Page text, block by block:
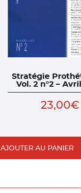
Stratégie
Vol. 2 n°2 –
23,00€
AJOUTER AU PANIER